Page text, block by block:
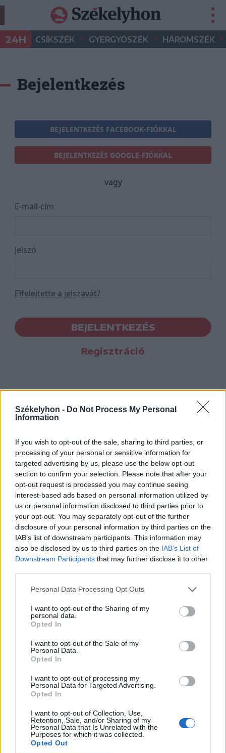
Székelyhon - Do Not Process My Personal
Information
If you wish to opt-out of the sale, sharing to third parties, or
processing of your personal or sensitive information for
targeted advertising by us, please use the below opt-out
section to confirm your selection. Please note that after your
opt-out request is processed you may continue seeing
interest-based ads based on personal information utilized by
us or personal information disclosed to third parties prior to
your opt-out. You may separately opt-out of the further
disclosure of your personal information by third parties on the
IAB’s list of downstream participants. This information may
also be disclosed by us to third parties on the IAB’s List of
Downstream Participants that may further disclose it to other
Personal Data Processing Opt Outs
I want to opt-out of the Sharing of my
personal data.
Opted In
I want to opt-out of the Sale of my
Personal Data.
Opted In
I want to opt-out of processing my
Personal Data for Targeted Advertising.
Opted In
I want to opt-out of Collection, Use,
Retention, Sale, and/or Sharing of my
Personal Data that Is Unrelated with the
Purposes for which it was collected.
Opted Out
24H CSÍKSZÉK • GYERGYÓSZÉK • HÁROMSZÉK •
Bejelentkezés
BEJELENTKEZÉS FACEBOOK-FIÓKKAL
BEJELENTKEZÉS GOOGLE-FIÓKKAL
vagy
E-mail-cím
Jelszó
Elfelejtette a jelszavát?
BEJELENTKEZÉS
Regisztráció
Hasznos
Impresszum
Szerzői jogok
Adatvédelmi tájékoztató
Cookie-kezelési tájékoztató
Hozzászólási szabályzat
Nyomtatott lapjaink archívuma
Székely Hírmondó archívuma
Sütibeállítások
Médiatér
Liget
Krónika
Bihari Napló